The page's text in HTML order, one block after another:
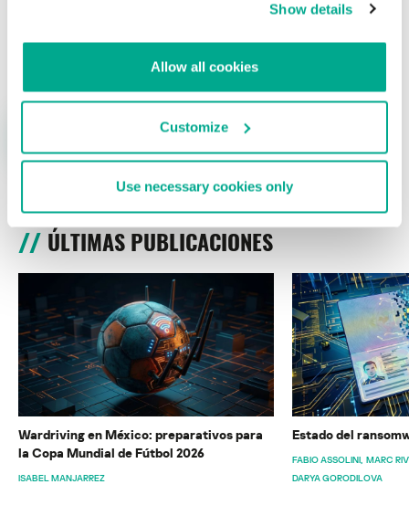
Show details
Allow all cookies
Customize
Use necessary cookies only
ÚLTIMAS PUBLICACIONES
Wardriving en México: preparativos para
la Copa Mundial de Fútbol 2026
ISABEL MANJARREZ
Estado del
FABIO ASSOLINI MARC
DARYA GORODILOVA